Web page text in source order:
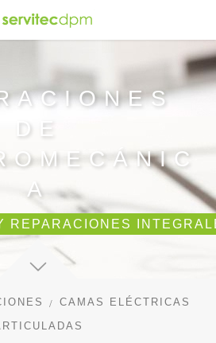
DE
A
REPARACIONES
CAMAS ELÉCTRICAS